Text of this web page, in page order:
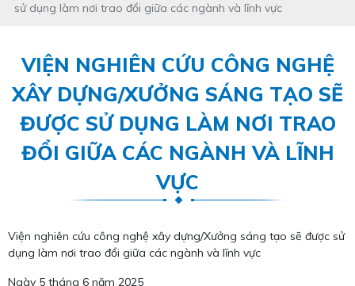
sử dụng làm nơi trao đổi giữa các ngành và lĩnh vực
VIỆN NGHIÊN CỨU CÔNG NGHỆ
XÂY DỰNG/XƯỞNG SÁNG TẠO SẼ
ĐƯỢC SỬ DỤNG LÀM NƠI TRAO
ĐỔI GIỮA CÁC NGÀNH VÀ LĨNH
VỰC
Viện nghiên cứu công nghệ xây dựng/Xưởng sáng tạo sẽ được sử
dụng làm nơi trao đổi giữa các ngành và lĩnh vực
Ngày 5 tháng 6 năm 2025